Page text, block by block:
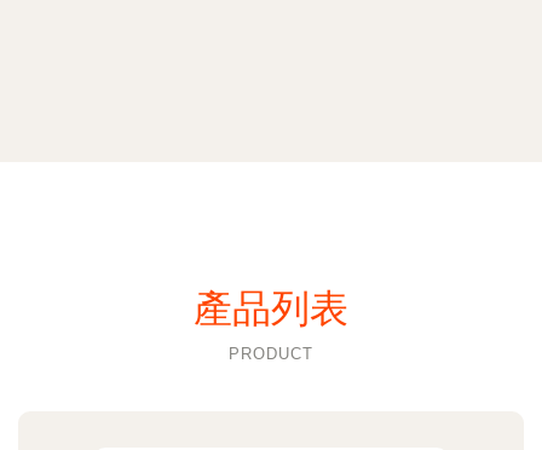
產品列表
PRODUCT